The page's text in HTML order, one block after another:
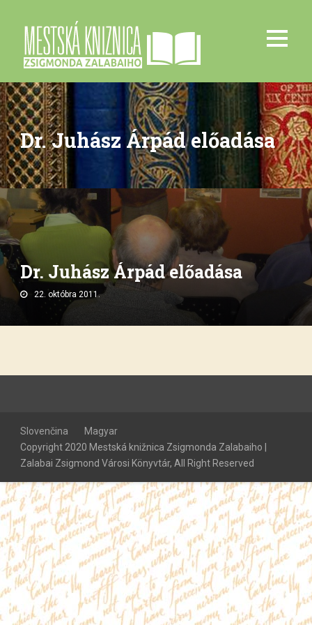
Dr. Juhász Árpád előadása
Dr. Juhász Árpád előadása
22. októbra 2011.
Slovenčina
Magyar
Copyright 2020 Mestská knižnica Zsigmonda Zalabaiho |
Zalabai Zsigmond Városi Könyvtár, All Right Reserved